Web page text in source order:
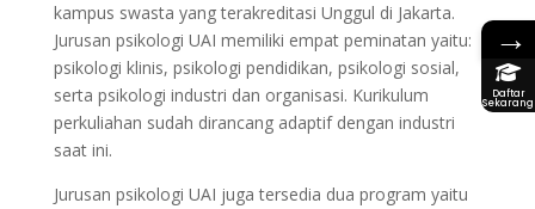
kampus swasta yang terakreditasi Unggul di Jakarta.
Jurusan psikologi UAI memiliki empat peminatan yaitu:
psikologi klinis, psikologi pendidikan, psikologi sosial,
serta psikologi industri dan organisasi. Kurikulum
perkuliahan sudah dirancang adaptif dengan industri
saat ini.
Jurusan psikologi UAI juga tersedia dua program yaitu
→
Daftar
Sekarang